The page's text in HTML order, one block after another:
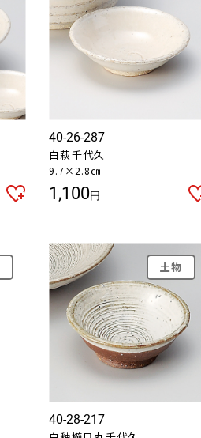
40-26-287
白萩千代久
9.7×2.8㎝
1,100円
土物
40-28-217